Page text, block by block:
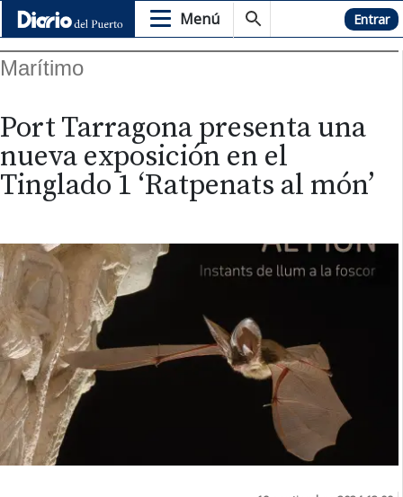
Menú Hemeroteca Entrar
Marítimo
Port Tarragona presenta una
nueva exposición en el
Tinglado 1 ‘Ratpenats al món’